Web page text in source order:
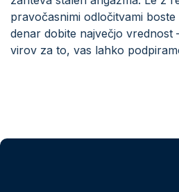
pravočasnimi odločitvami
denar dobite največjo vrednost
virov za to, vas lahko